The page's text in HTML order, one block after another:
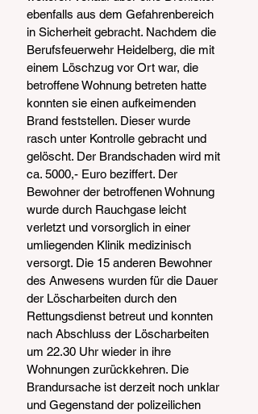
ebenfalls aus dem Gefahrenbereich
in Sicherheit gebracht. Nachdem die
Berufsfeuerwehr Heidelberg, die mit
einem Löschzug vor Ort war, die
betroffene Wohnung betreten hatte
konnten sie einen aufkeimenden
Brand feststellen. Dieser wurde
rasch unter Kontrolle gebracht und
gelöscht. Der Brandschaden wird mit
ca. 5000,- Euro beziffert. Der
Bewohner der betroffenen Wohnung
wurde durch Rauchgase leicht
verletzt und vorsorglich in einer
umliegenden Klinik medizinisch
versorgt. Die 15 anderen Bewohner
des Anwesens wurden für die Dauer
der Löscharbeiten durch den
Rettungsdienst betreut und konnten
nach Abschluss der Löscharbeiten
um 22.30 Uhr wieder in ihre
Wohnungen zurückkehren. Die
Brandursache ist derzeit noch unklar
und Gegenstand der polizeilichen